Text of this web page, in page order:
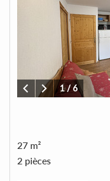
1/6
27 m²
2 pièces